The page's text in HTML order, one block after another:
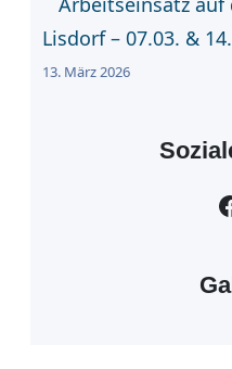
Lisdorf – 07.03. &
13. März 2026
Facebook